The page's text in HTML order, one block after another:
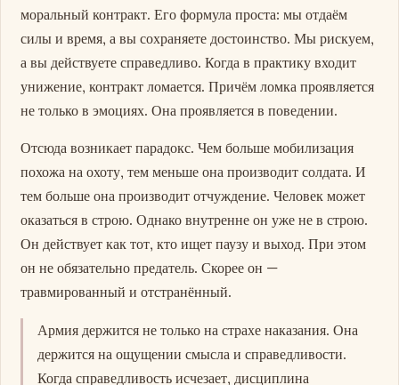
моральный контракт. Его формула проста: мы отдаём
силы и время, а вы сохраняете достоинство. Мы рискуем,
а вы действуете справедливо. Когда в практику входит
унижение, контракт ломается. Причём ломка проявляется
не только в эмоциях. Она проявляется в поведении.
Отсюда возникает парадокс. Чем больше мобилизация
похожа на охоту, тем меньше она производит солдата. И
тем больше она производит отчуждение. Человек может
оказаться в строю. Однако внутренне он уже не в строю.
Он действует как тот, кто ищет паузу и выход. При этом
он не обязательно предатель. Скорее он —
травмированный и отстранённый.
Армия держится не только на страхе наказания. Она
держится на ощущении смысла и справедливости.
Когда справедливость исчезает, дисциплина